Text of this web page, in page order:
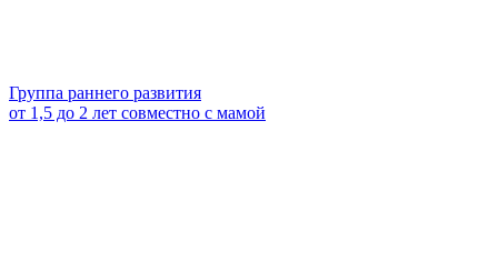
Группа раннего развития
от 1,5 до 2 лет совместно с мамой